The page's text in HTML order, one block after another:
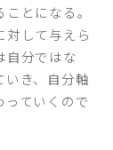
とになる。
対して与えら
自分ではな
いき、自分軸
ていくので